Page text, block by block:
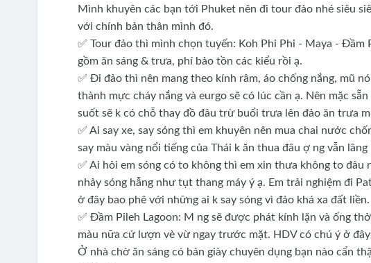
Mình khuyên các bạn tới Phuket nên đi tour đảo nhé siêu
với chính bản thân mình đó.
✅ Tour đảo thì mình chọn tuyến: Koh Phi Phi - Maya -
gồm ăn sáng & trưa, phí bảo tồn các kiểu rồi ạ.
✅ Đi đảo thì nên mang theo kính râm, áo chống nắng, mũ
thành mực cháy nắng và eurgo sẽ có lúc cần ạ. Nên mặc
suốt sẽ k có chỗ thay đồ đâu trừ buổi trưa lên đảo ăn trưa
✅ Ai say xe, say sóng thì em khuyên nên mua chai nước
say màu vàng nổi tiếng của Thái k ăn thua đâu ợ ng vẫn
✅ Ai hỏi em sóng có to không thì em xin thưa không to
nhảy sóng hẫng như tụt thang máy ý ạ. Em trải nghiệm đi
ở đây bao phê với những ai k say sóng vì đảo khá xa đất liền.
✅ Đầm Pileh Lagoon: M ng sẽ được phát kính lặn và ống
màu nữa cứ lượn vè vừ ngay trước mặt. HDV có chú ý ở
Ở nhà chờ ăn sáng có bán giày chuyên dụng bạn nào cẩn